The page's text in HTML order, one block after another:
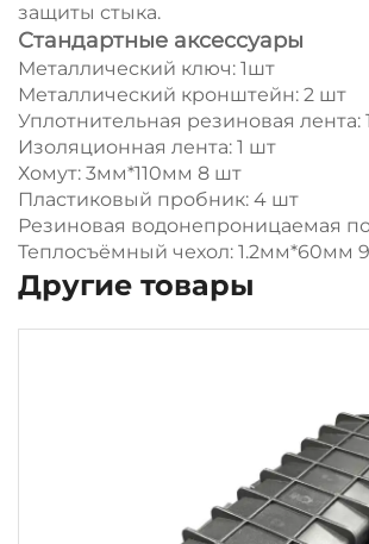
защиты стыка.
Стандартные аксессуары
Металлический ключ: 1шт
Металлический кронштейн: 2 шт
Уплотнительная резиновая лента:
Изоляционная лента: 1 шт
Хомут: 3мм*110мм 8 шт
Пластиковый пробник: 4 шт
Резиновая водонепроницаемая
Теплосъёмный чехол: 1.2мм*60мм
Другие товары